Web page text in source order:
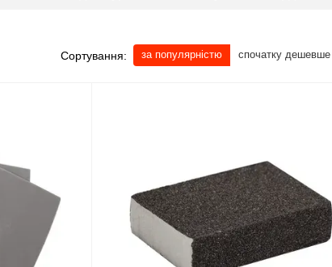
Сортування: за популярністю спочатку дешевше